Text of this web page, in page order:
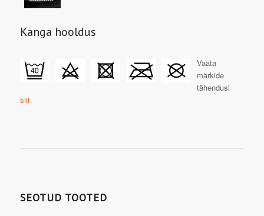
Kanga hooldus
Vaata
märkide
tähendusi
siit.
SEOTUD TOOTED